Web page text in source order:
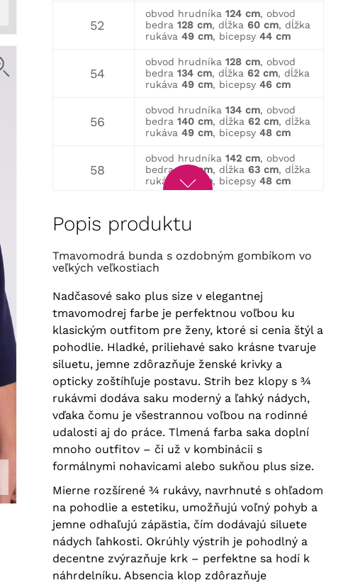
52
obvod hrudníka 124 cm, obvod
bedra 128 cm, dĺžka 60 cm, dĺžka
rukáva 49 cm, bicepsy 44 cm
54
obvod hrudníka 128 cm, obvod
bedra 134 cm, dĺžka 62 cm, dĺžka
rukáva 49 cm, bicepsy 46 cm
56
obvod hrudníka 134 cm, obvod
bedra 140 cm, dĺžka 62 cm, dĺžka
rukáva 49 cm, bicepsy 48 cm
58
obvod hrudníka 142 cm, obvod
bedra 146 cm, dĺžka 63 cm, dĺžka
rukáva
49 cm, bicepsy 48 cm
60
bedra
rukáva 49 cm
62
obvod hrudníka 154 cm, obvod
bedra
, dĺžka
64
obvod hrudníka 160 cm, obvod
bedra 164 cm, dĺžka 66 cm , dĺžka
rukáva
49 cm , Bicepsy 52 cm
Popis produktu
Tmavomodrá bunda s ozdobným gombíkom vo
veľkých veľkostiach
Nadčasové sako plus size v elegantnej
tmavomodrej farbe je perfektnou voľbou ku
klasickým outfitom pre ženy, ktoré si cenia štýl a
pohodlie. Hladké, priliehavé sako krásne tvaruje
siluetu, jemne zdôrazňuje ženské krivky a
opticky zoštíhľuje postavu. Strih bez klopy s ¾
rukávmi dodáva saku moderný a ľahký nádych,
vďaka čomu je všestrannou voľbou na rodinné
udalosti aj do práce. Tlmená farba saka doplní
mnoho outfitov – či už v kombinácii s
formálnymi nohavicami alebo sukňou plus size.
Mierne rozšírené ¾ rukávy, navrhnuté s ohľadom
na pohodlie a estetiku, umožňujú voľný pohyb a
jemne odhaľujú zápästia, čím dodávajú siluete
nádych ľahkosti. Okrúhly výstrih je pohodlný a
decentne zvýrazňuje krk – perfektne sa hodí k
náhrdelníku. Absencia klop zdôrazňuje